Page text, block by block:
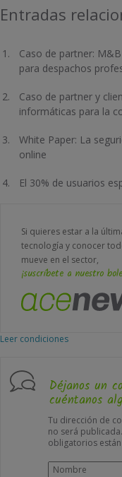
Entradas
Caso de partner:
para despachos
Caso de partner y
informáticas para la
White Paper: La
online
El 30% de usuarios
Si quieres estar a la
tecnología y conocer
mueve en el sector,
¡suscríbete a nuestro
Leer condiciones
Déjanos un
cuéntanos
Tu dirección de
no será publicada.
obligatorios